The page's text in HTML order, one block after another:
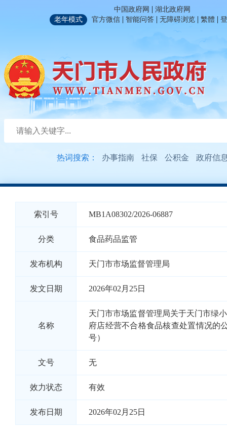
中国政府网 | 湖北政府网
老年模式
官方微信 | 智能问答 | 无障碍浏览 | 繁體 |
热词搜索： 办事指南 社保 公积金 政府信
索引号 MB1A08302/2026-06887
分类 食品药品监管
发布机构 天门市市场监督管理局
发文日期 2026年02月25日
名称
天门市市场监督管理局关于天门市绿
府店经营不合格食品核查处置情况的
号）
文号 无
效力状态 有效
发布日期 2026年02月25日